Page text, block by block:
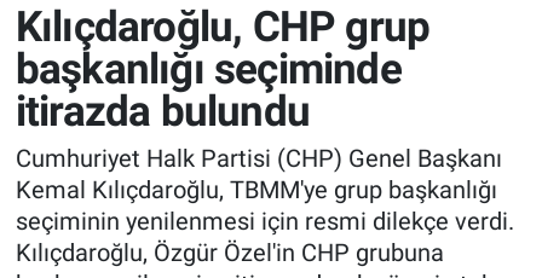
Kılıçdaroğlu, CHP grup
başkanlığı seçiminde
itirazda bulundu
Cumhuriyet Halk Partisi (CHP) Genel Başkanı
Kemal Kılıçdaroğlu, TBMM'ye grup başkanlığı
seçiminin yenilenmesi için resmi dilekçe verdi.
Kılıçdaroğlu, Özgür Özel'in CHP grubuna